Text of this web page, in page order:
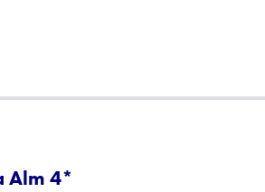
Alm 4*